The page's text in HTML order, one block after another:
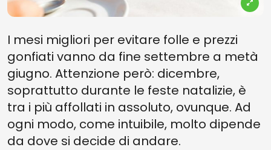
I mesi migliori per evitare folle e prezzi
gonfiati vanno da fine settembre a metà
giugno. Attenzione però: dicembre,
soprattutto durante le feste natalizie, è
tra i più affollati in assoluto, ovunque. Ad
ogni modo, come intuibile, molto dipende
da dove si decide di andare.